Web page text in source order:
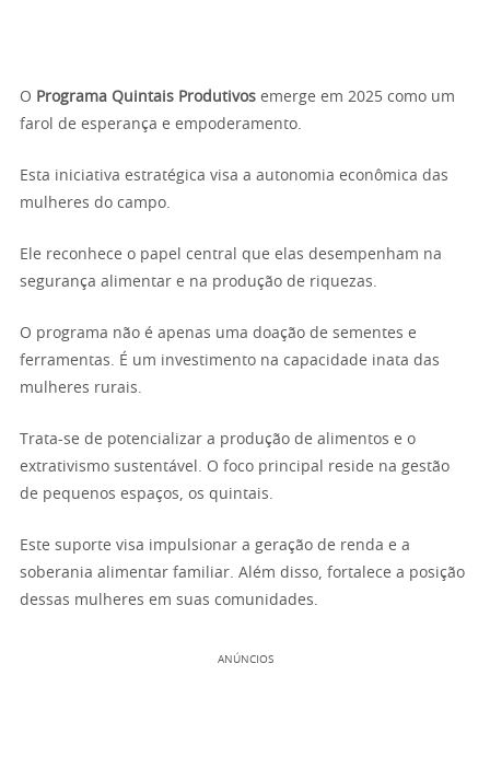
O Programa Quintais Produtivos emerge em 2025 como um
farol de esperança e empoderamento.
Esta iniciativa estratégica visa a autonomia econômica das
mulheres do campo.
Ele reconhece o papel central que elas desempenham na
segurança alimentar e na produção de riquezas.
O programa não é apenas uma doação de sementes e
ferramentas. É um investimento na capacidade inata das
mulheres rurais.
Trata-se de potencializar a produção de alimentos e o
extrativismo sustentável. O foco principal reside na gestão
de pequenos espaços, os quintais.
Este suporte visa impulsionar a geração de renda e a
soberania alimentar familiar. Além disso, fortalece a posição
dessas mulheres em suas comunidades.
ANÚNCIOS